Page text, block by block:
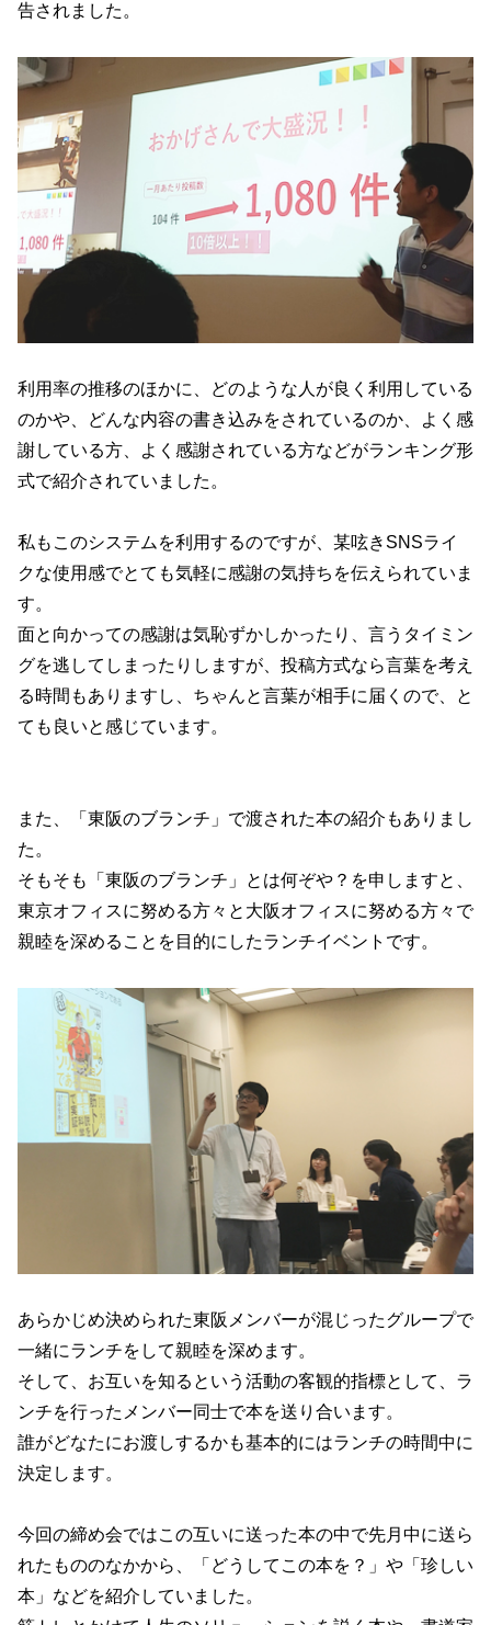
告されました。
利用率の推移のほかに、どのような人が良く利用している
のかや、どんな内容の書き込みをされているのか、よく感
謝している方、よく感謝されている方などがランキング形
式で紹介されていました。
私もこのシステムを利用するのですが、某呟きSNSライ
クな使用感でとても気軽に感謝の気持ちを伝えられていま
す。
面と向かっての感謝は気恥ずかしかったり、言うタイミン
グを逃してしまったりしますが、投稿方式なら言葉を考え
る時間もありますし、ちゃんと言葉が相手に届くので、と
ても良いと感じています。
また、「東阪のブランチ」で渡された本の紹介もありまし
た。
そもそも「東阪のブランチ」とは何ぞや？を申しますと、
東京オフィスに努める方々と大阪オフィスに努める方々で
親睦を深めることを目的にしたランチイベントです。
あらかじめ決められた東阪メンバーが混じったグループで
一緒にランチをして親睦を深めます。
そして、お互いを知るという活動の客観的指標として、ラ
ンチを行ったメンバー同士で本を送り合います。
誰がどなたにお渡しするかも基本的にはランチの時間中に
決定します。
今回の締め会ではこの互いに送った本の中で先月中に送ら
れたもののなかから、「どうしてこの本を？」や「珍しい
本」などを紹介していました。